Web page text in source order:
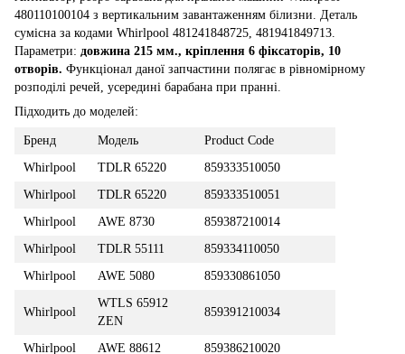
480110100104 з вертикальним завантаженням білизни. Деталь
сумісна за кодами Whirlpool 481241848725, 481941849713.
Параметри: довжина 215 мм., кріплення 6 фіксаторів, 10
отворів. Функціонал даної запчастини полягає в рівномірному
розподілі речей, усередині барабана при пранні.
Підходить до моделей:
Бренд Модель
Product Code
Whirlpool
TDLR 65220
859333510050
Whirlpool
TDLR 65220
859333510051
Whirlpool
AWE 8730
859387210014
Whirlpool
TDLR 55111
859334110050
Whirlpool
AWE 5080 859330861050
Whirlpool
WTLS 65912
ZEN
859391210034
Whirlpool AWE 88612
859386210020